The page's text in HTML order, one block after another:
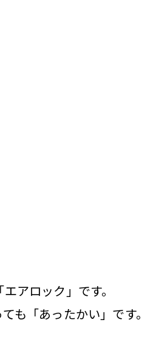
アロック」です。
も「あったかい」です。